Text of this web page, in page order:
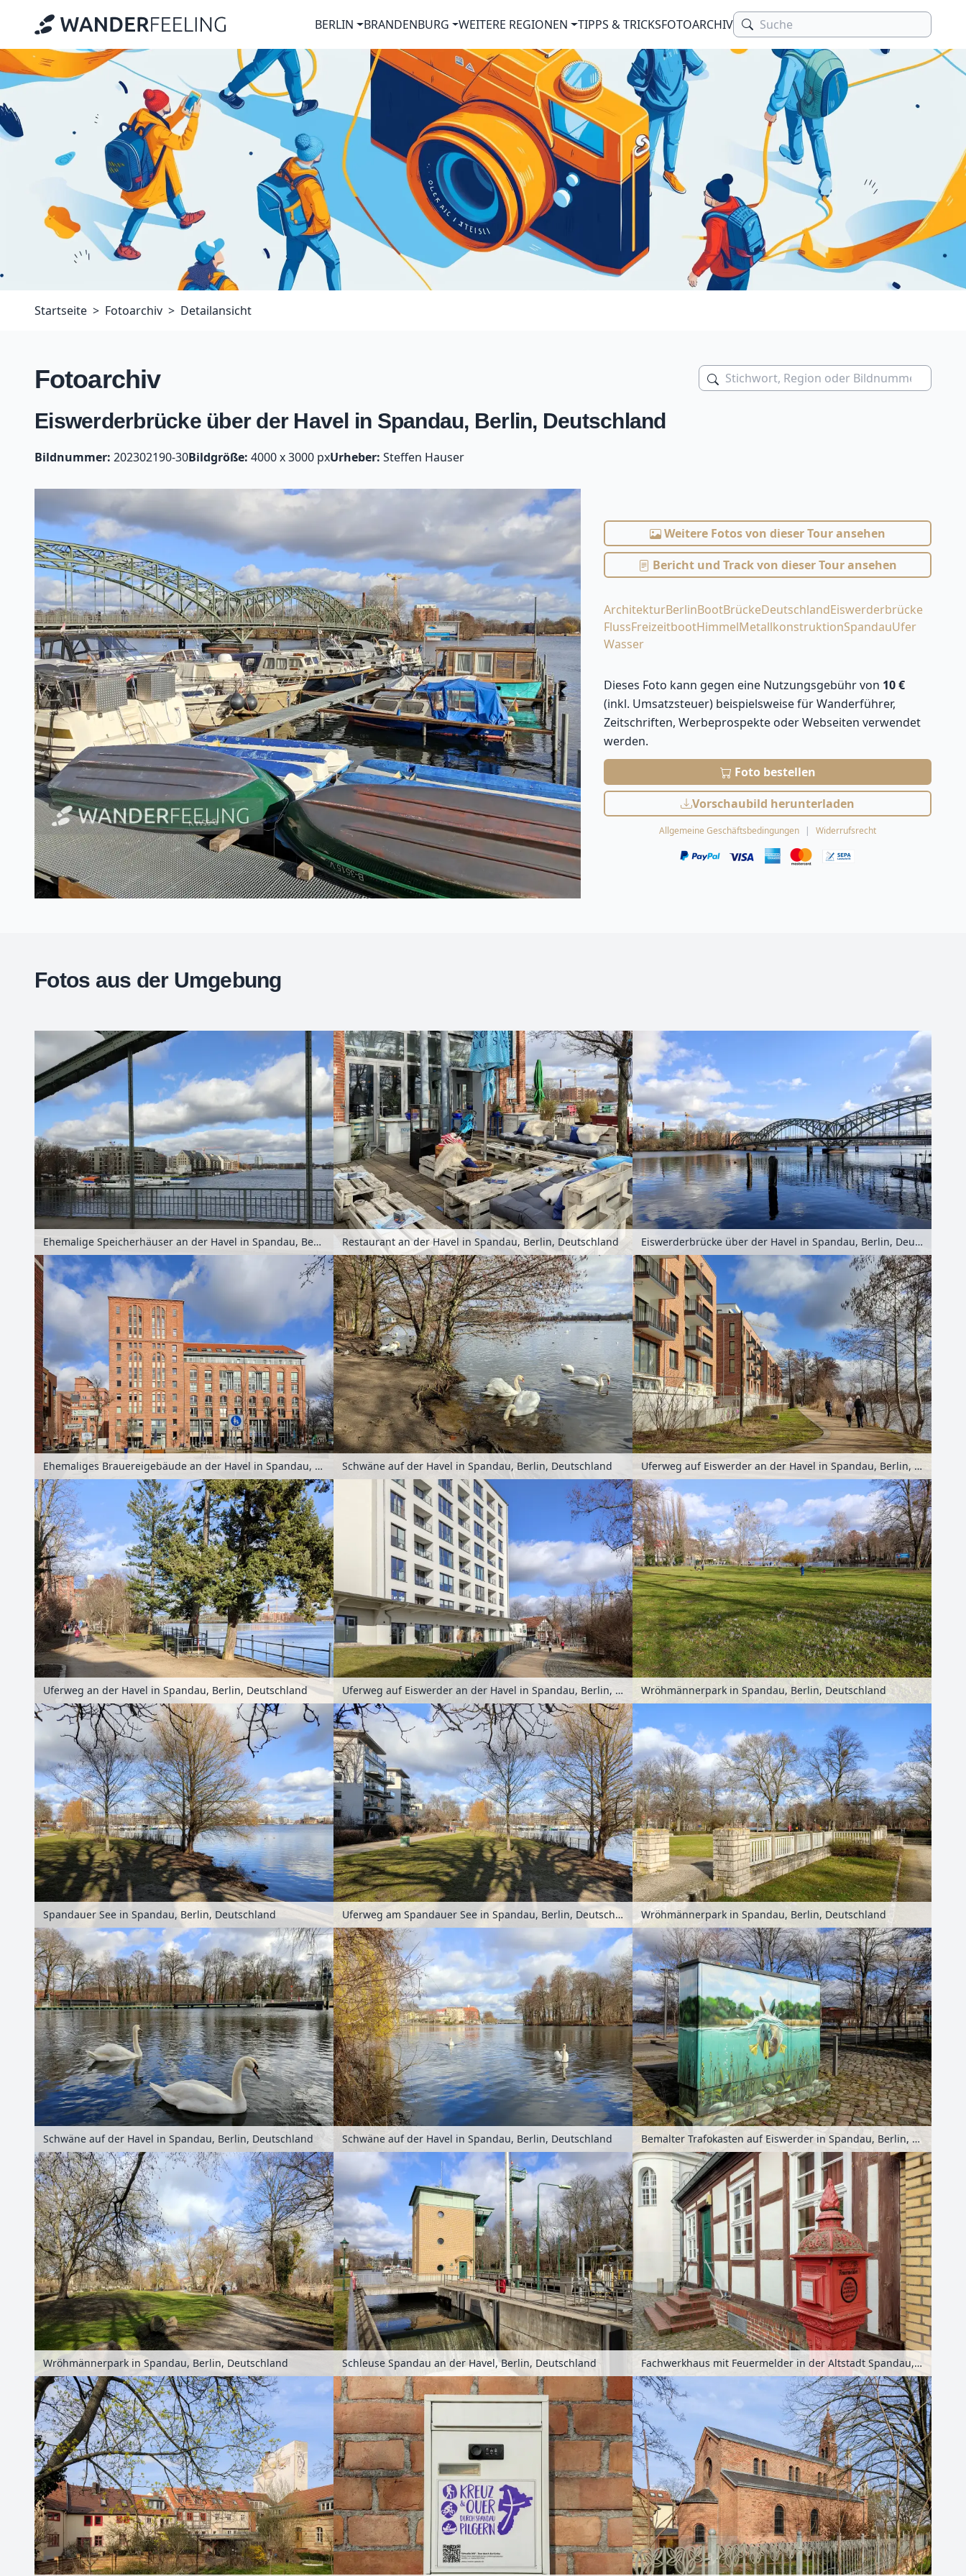
BERLIN BRANDENBURG WEITERE REGIONEN TIPPS & TRICKSFOTOARCHIV
Startseite Fotoarchiv Detailansicht
Fotoarchiv
Eiswerderbrücke über der Havel in Spandau, Berlin, Deutschland
Bildnummer: 202302190-30Bildgröße: 4000 x 3000 pxUrheber: Steffen Hauser
Weitere Fotos von dieser Tour ansehen
Bericht und Track von dieser Tour ansehen
ArchitekturBerlinBootBrückeDeutschlandEiswerderbrücke
FlussFreizeitbootHimmelMetallkonstruktionSpandauUfer
Wasser
Dieses Foto kann gegen eine Nutzungsgebühr von 10 €
(inkl. Umsatzsteuer) beispielsweise für Wanderführer,
Zeitschriften, Werbeprospekte oder Webseiten verwendet
werden.
Foto bestellen
Vorschaubild herunterladen
Allgemeine Geschäftsbedingungen Widerrufsrecht
Fotos aus der Umgebung
+
Ehemalige Speicherhäuser an der Havel in Spandau, Berlin, Deutschland Restaurant an der Havel in Spandau, Berlin, Deutschland Eiswerderbrücke über der Havel in Spandau, Berlin, Deutschland
Ehemaliges Brauereigebäude an der Havel in Spandau, Berlin, Deutschland Schwäne auf der Havel in Spandau, Berlin, Deutschland Uferweg auf Eiswerder an der Havel in Spandau, Berlin, Deutschland
Uferweg an der Havel in Spandau, Berlin, Deutschland Uferweg auf Eiswerder an der Havel in Spandau, Berlin, Deutschland Wröhmännerpark in Spandau, Berlin, Deutschland
Spandauer See in Spandau, Berlin, Deutschland Uferweg am Spandauer See in Spandau, Berlin, Deutschland Wröhmännerpark in Spandau, Berlin, Deutschland
Schwäne auf der Havel in Spandau, Berlin, Deutschland Schwäne auf der Havel in Spandau, Berlin, Deutschland Bemalter Trafokasten auf Eiswerder in Spandau, Berlin, Deutschland
Wröhmännerpark in Spandau, Berlin, Deutschland Schleuse Spandau an der Havel, Berlin, Deutschland Fachwerkhaus mit Feuermelder in der Altstadt Spandau, Berlin, Deutschland